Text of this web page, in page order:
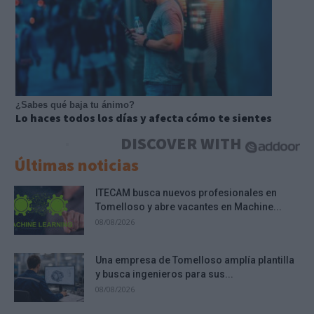
¿Sabes qué baja tu ánimo?
Lo haces todos los días y afecta cómo te sientes
DISCOVER WITH
Últimas noticias
ITECAM busca nuevos profesionales en
Tomelloso y abre vacantes en Machine...
08/08/2026
Una empresa de Tomelloso amplía plantilla
y busca ingenieros para sus...
08/08/2026